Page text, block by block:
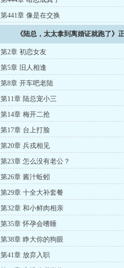
第441章 像是在交换
《陆总，太太拿到离婚证就跑了》
第2章 初恋女友
第5章 旧人相逢
第8章 开车吧老陆
第11章 陆总宠小三
第14章 梅开二抢
第17章 台上打脸
第20章 兵戎相见
第23章 怎么没有老公？
第26章 酱汁蚯蚓
第29章 十全大补套餐
第32章 和小鲜肉相亲
第35章 怀孕会嗜睡
第38章 睁大你的狗眼
第41章 放弃入职